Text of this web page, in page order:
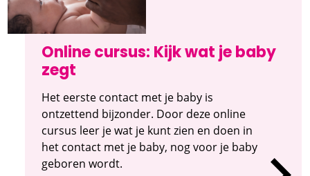
Online cursus: Kijk wat je baby
zegt
Het eerste contact met je baby is
ontzettend bijzonder. Door deze online
cursus leer je wat je kunt zien en doen in
het contact met je baby, nog voor je baby
geboren wordt.